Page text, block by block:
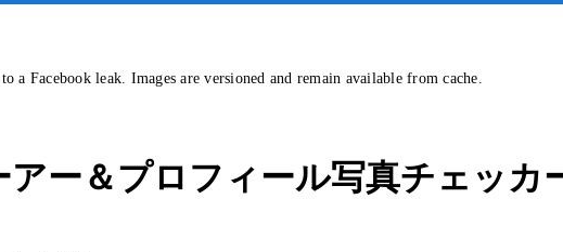
Facebook leak. Images are versioned and remain available from cache.
アー＆プロフィール写真チェッカ